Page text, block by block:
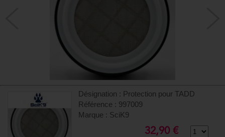
Désignation : Protection pour TADD
Référence : 997009
Marque : SciK9
32,90 €